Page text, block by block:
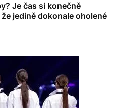
Je čas si konečně
jedině dokonale oholené